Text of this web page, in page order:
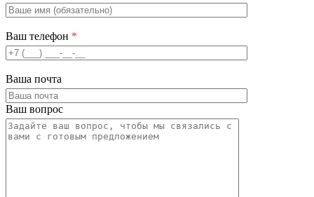
Ваш телефон *
Ваша почта
Ваш вопрос